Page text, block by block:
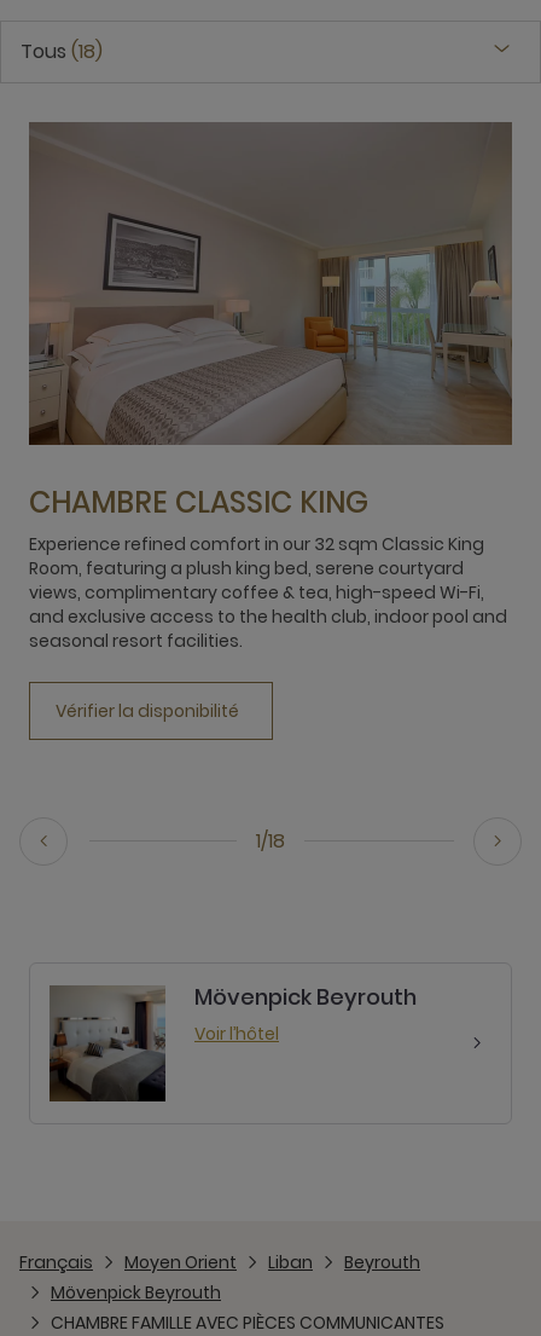
Tous 18
1/18
CHAMBRE CLASSIC KING
Experience refined comfort in our 32 sqm Classic King
Room, featuring a plush king bed, serene courtyard
views, complimentary coffee & tea, high-speed Wi-Fi,
and exclusive access to the health club, indoor pool and
seasonal resort facilities.
Vérifier la disponibilité
Mövenpick Beyrouth
Voir l’hôtel
Français Moyen Orient Liban
Beyrouth
Mövenpick Beyrouth
CHAMBRE FAMILLE AVEC PIÈCES COMMUNICANTES